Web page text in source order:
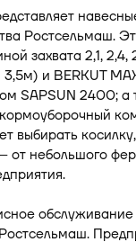
Ростсельмаш.
захвата 2,1,
3,5м) и BERKUT
SAPSUN 2400;
выбирать
от небольшого